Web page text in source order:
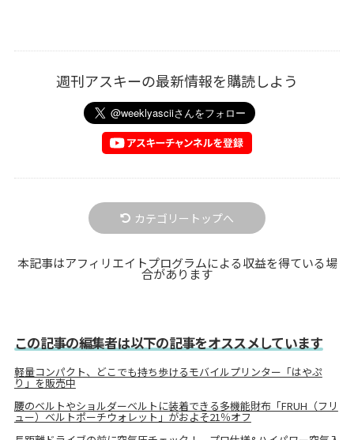
週刊アスキーの最新情報を購読しよう
カテゴリートップへ
本記事はアフィリエイトプログラムによる収益を得ている場
合があります
この記事の編集者は以下の記事をオススメしています
軽量コンパクト、どこでも持ち歩けるモバイルプリンター「はやぷ
り」を販売中
腰のベルトやショルダーベルトに装着できる多機能財布「FRUH（フリ
ュー）ベルトポーチウォレット」がおよそ21％オフ